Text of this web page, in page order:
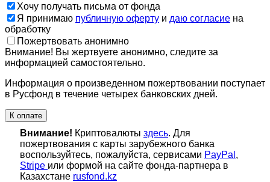
Хочу получать письма от фонда
Я принимаю публичную оферту и даю согласие на
обработку
Пожертвовать анонимно
Внимание! Вы жертвуете анонимно, следите за
информацией самостоятельно.
Информация о произведенном пожертвовании поступает
в Русфонд в течение четырех банковских дней.
К оплате
Внимание! Криптовалюты здесь. Для
пожертвования с карты зарубежного банка
воспользуйтесь, пожалуйста, сервисами PayPal ,
Stripe или формой на сайте фонда-партнера в
Казахстане rusfond.kz